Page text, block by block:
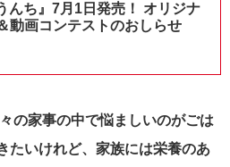
んち』7月1日発売！ オリジナ
動画コンテストのおしらせ
の家事の中で悩ましいのがごは
たいけれど、家族には栄養のあ